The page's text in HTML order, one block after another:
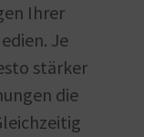
Ihrer
Je
stärker
die